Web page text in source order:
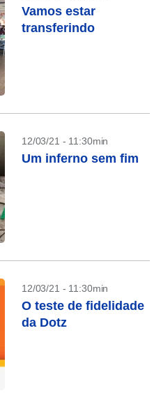
Vamos estar
transferindo
12/03/21 - 11:30min
Um inferno sem fim
12/03/21 - 11:30min
O teste de fidelidade
da Dotz